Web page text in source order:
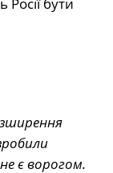
Росії бути
є ворогом.